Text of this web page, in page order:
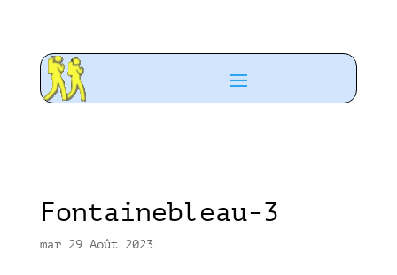
Fontainebleau-3
mar 29 Août 2023